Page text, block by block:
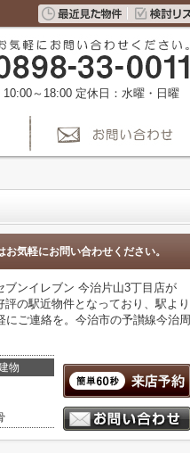
～18:00 定休日：水曜・日曜
お気軽にお問い合わせください。
ンイレブン 今治片山3丁目店が
の駅近物件となっており、駅より
ご連絡を。今治市の予讃線今治周
物